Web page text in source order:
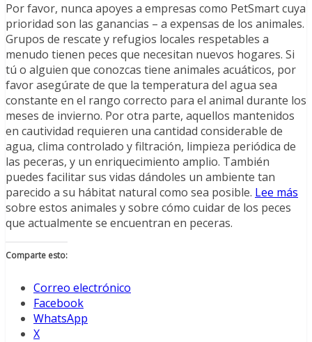
Por favor, nunca apoyes a empresas como PetSmart cuya
prioridad son las ganancias – a expensas de los animales.
Grupos de rescate y refugios locales respetables a
menudo tienen peces que necesitan nuevos hogares. Si
tú o alguien que conozcas tiene animales acuáticos, por
favor asegúrate de que la temperatura del agua sea
constante en el rango correcto para el animal durante los
meses de invierno. Por otra parte, aquellos mantenidos
en cautividad requieren una cantidad considerable de
agua, clima controlado y filtración, limpieza periódica de
las peceras, y un enriquecimiento amplio. También
puedes facilitar sus vidas dándoles un ambiente tan
parecido a su hábitat natural como sea posible. Lee más
sobre estos animales y sobre cómo cuidar de los peces
que actualmente se encuentran en peceras.
Comparte esto:
Correo electrónico
Facebook
WhatsApp
X